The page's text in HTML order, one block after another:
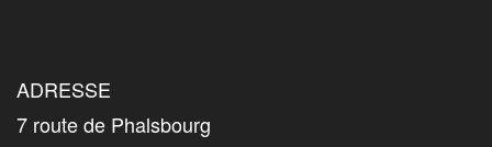
ADRESSE
7 route de Phalsbourg